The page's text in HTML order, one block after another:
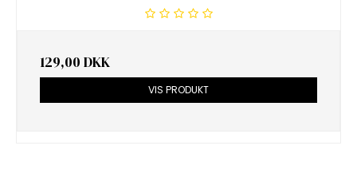
129,00 DKK
VIS PRODUKT